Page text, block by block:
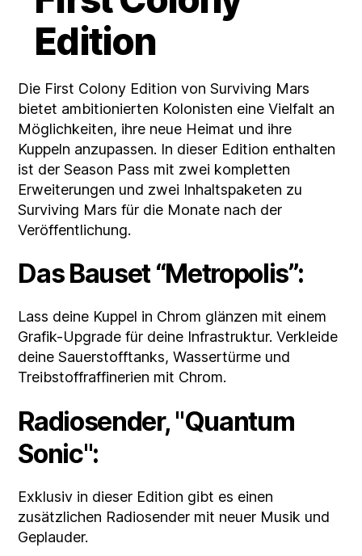
Edition
Die First Colony Edition von Surviving Mars
bietet ambitionierten Kolonisten eine Vielfalt an
Möglichkeiten, ihre neue Heimat und ihre
Kuppeln anzupassen. In dieser Edition enthalten
ist der Season Pass mit zwei kompletten
Erweiterungen und zwei Inhaltspaketen zu
Surviving Mars für die Monate nach der
Veröffentlichung.
Das Bauset “Metropolis”:
Lass deine Kuppel in Chrom glänzen mit einem
Grafik-Upgrade für deine Infrastruktur. Verkleide
deine Sauerstofftanks, Wassertürme und
Treibstoffraffinerien mit Chrom.
Radiosender, "Quantum
Sonic":
Exklusiv in dieser Edition gibt es einen
zusätzlichen Radiosender mit neuer Musik und
Geplauder.